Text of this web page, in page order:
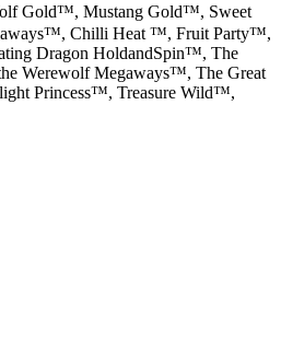
Gold™, Mustang Gold™, Sweet
Chilli Heat ™, Fruit Party™,
Dragon HoldandSpin™, The
Werewolf Megaways™, The Great
Princess™, Treasure Wild™,